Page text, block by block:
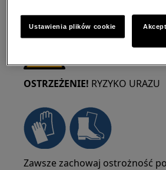
OSTRZEŻENIE! RYZYKO URAZU
Zawsze zachowaj ostrożność
Ustawienia plików cookie